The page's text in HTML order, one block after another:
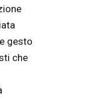
gesto
che